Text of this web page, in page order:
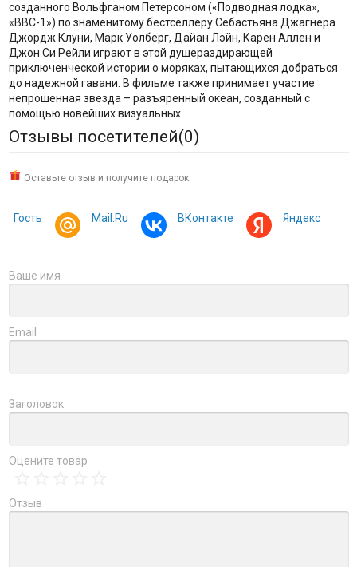
созданного Вольфганом Петерсоном («Подводная лодка»,
«ВВС-1») по знаменитому бестселлеру Себастьяна Джагнера.
Джордж Клуни, Марк Уолберг, Дайан Лэйн, Карен Аллен и
Джон Си Рейли играют в этой душераздирающей
приключенческой истории о моряках, пытающихся добраться
до надежной гавани. В фильме также принимает участие
непрошенная звезда – разъяренный океан, созданный с
помощью новейших визуальных
Отзывы посетителей(0)
Оставьте отзыв и получите подарок:
Гость Mail.Ru ВКонтакте Яндекс
Ваше имя
Email
Заголовок
Оцените товар
Отзыв